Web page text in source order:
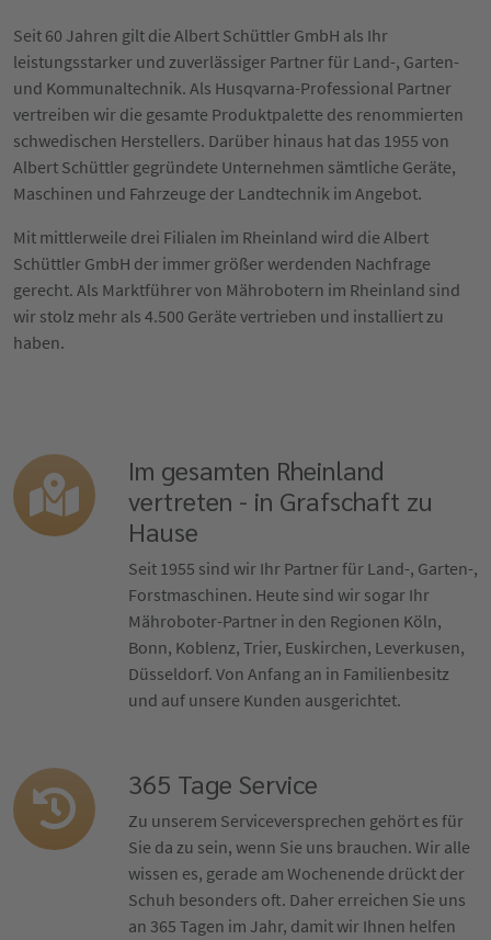
Seit 60 Jahren gilt die Albert Schüttler GmbH als Ihr
leistungsstarker und zuverlässiger Partner für Land-, Garten-
und Kommunaltechnik. Als Husqvarna-Professional Partner
vertreiben wir die gesamte Produktpalette des renommierten
schwedischen Herstellers. Darüber hinaus hat das 1955 von
Albert Schüttler gegründete Unternehmen sämtliche Geräte,
Maschinen und Fahrzeuge der Landtechnik im Angebot.
Mit mittlerweile drei Filialen im Rheinland wird die Albert
Schüttler GmbH der immer größer werdenden Nachfrage
gerecht. Als Marktführer von Mährobotern im Rheinland sind
wir stolz mehr als 4.500 Geräte vertrieben und installiert zu
haben.
Im gesamten Rheinland
vertreten - in Grafschaft zu
Hause
Seit 1955 sind wir Ihr Partner für Land-, Garten-,
Forstmaschinen. Heute sind wir sogar Ihr
Mähroboter-Partner in den Regionen Köln,
Bonn, Koblenz, Trier, Euskirchen, Leverkusen,
Düsseldorf. Von Anfang an in Familienbesitz
und auf unsere Kunden ausgerichtet.
365 Tage Service
Zu unserem Serviceversprechen gehört es für
Sie da zu sein, wenn Sie uns brauchen. Wir alle
wissen es, gerade am Wochenende drückt der
Schuh besonders oft. Daher erreichen Sie uns
an 365 Tagen im Jahr, damit wir Ihnen helfen